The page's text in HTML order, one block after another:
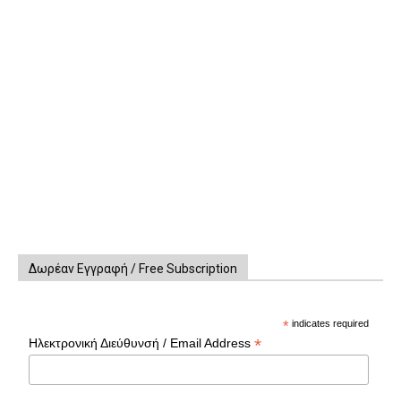
Δωρέαν Εγγραφή / Free Subscription
* indicates required
Ηλεκτρονική Διεύθυνσή / Email Address*